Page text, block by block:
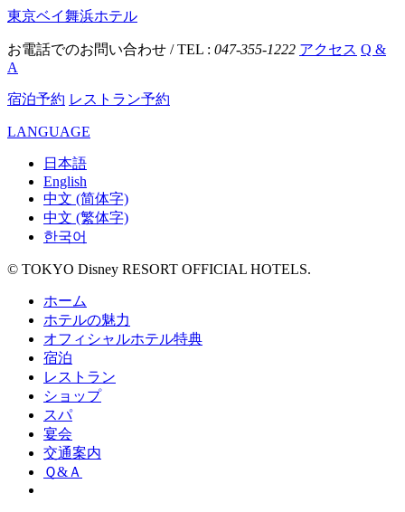
東京ベイ舞浜ホテル
お電話でのお問い合わせ / TEL : 047-355-1222 アクセス Q &
A
宿泊予約 レストラン予約
LANGUAGE
日本語
English
中文 (简体字)
中文 (繁体字)
한국어
© TOKYO Disney RESORT OFFICIAL HOTELS.
ホーム
ホテルの魅力
オフィシャルホテル特典
宿泊
レストラン
ショップ
スパ
宴会
交通案内
Ｑ&Ａ